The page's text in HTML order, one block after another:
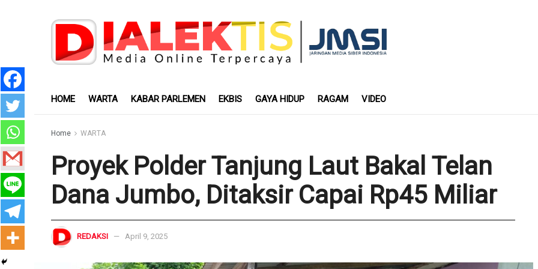
HOME WARTA KABAR PARLEMEN EKBIS GAYA HIDUP RAGAM VIDEO
Home WARTA
Proyek Polder Tanjung Laut Bakal Telan
Dana Jumbo, Ditaksir Capai Rp45 Miliar
REDAKSI April 9, 2025